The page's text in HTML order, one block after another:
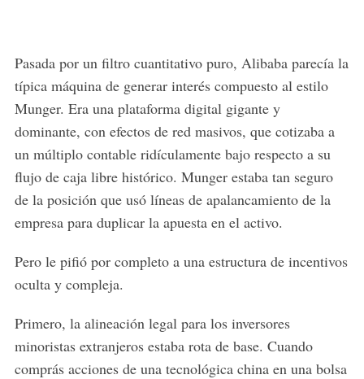
Pasada por un filtro cuantitativo puro, Alibaba parecía la
típica máquina de generar interés compuesto al estilo
Munger. Era una plataforma digital gigante y
dominante, con efectos de red masivos, que cotizaba a
un múltiplo contable ridículamente bajo respecto a su
flujo de caja libre histórico. Munger estaba tan seguro
de la posición que usó líneas de apalancamiento de la
empresa para duplicar la apuesta en el activo.
Pero le pifió por completo a una estructura de incentivos
oculta y compleja.
Primero, la alineación legal para los inversores
minoristas extranjeros estaba rota de base. Cuando
comprás acciones de una tecnológica china en una bolsa